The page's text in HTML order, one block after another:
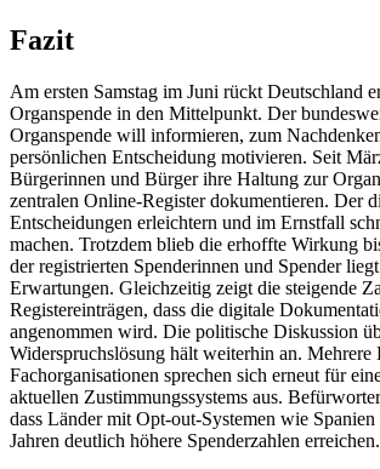
Fazit
Am ersten Samstag im Juni rückt Deutschland
Organspende in den Mittelpunkt. Der
Organspende will informieren, zum
persönlichen Entscheidung motivieren. Seit
Bürgerinnen und Bürger ihre Haltung zur
zentralen Online-Register dokumentieren. Der
Entscheidungen erleichtern und im Ernstfall
machen. Trotzdem blieb die erhoffte Wirkung
der registrierten Spenderinnen und Spender
Erwartungen. Gleichzeitig zeigt die steigende
Registereinträgen, dass die digitale
angenommen wird. Die politische Diskussion
Widerspruchslösung hält weiterhin an. Mehrere
Fachorganisationen sprechen sich erneut für
aktuellen Zustimmungssystems aus.
dass Länder mit Opt-out-Systemen wie
Jahren deutlich höhere Spenderzahlen erreichen.